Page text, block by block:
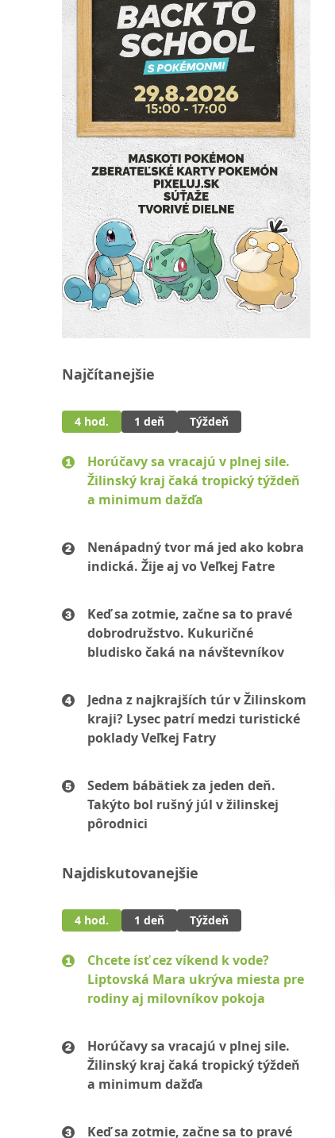
Najčítanejšie
4 hod. 1 deň Týždeň
Horúčavy sa vracajú v plnej sile.
Žilinský kraj čaká tropický týždeň
a minimum dažďa
Nenápadný tvor má jed ako kobra
indická. Žije aj vo Veľkej Fatre
Keď sa zotmie, začne sa to pravé
dobrodružstvo. Kukuričné
bludisko čaká na návštevníkov
Jedna z najkrajších túr v Žilinskom
kraji? Lysec patrí medzi turistické
poklady Veľkej Fatry
Sedem bábätiek za jeden deň.
Takýto bol rušný júl v žilinskej
pôrodnici
Najdiskutovanejšie
4 hod. 1 deň Týždeň
Chcete ísť cez víkend k vode?
Liptovská Mara ukrýva miesta pre
rodiny aj milovníkov pokoja
Horúčavy sa vracajú v plnej sile.
Žilinský kraj čaká tropický týždeň
a minimum dažďa
Keď sa zotmie, začne sa to pravé